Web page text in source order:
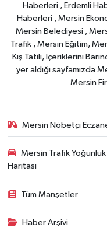
Haberleri , Erdemli
Haberleri , Mersin
Mersin Belediyesi ,
Trafik , Mersin Eğitim,
Kış Tatili, İçeriklerini
yer aldığı sayfamızda
Mersin
Mersin Nöbetçi
Mersin Trafik Yoğunluk
Haritası
Tüm Manşetler
Haber Arşivi